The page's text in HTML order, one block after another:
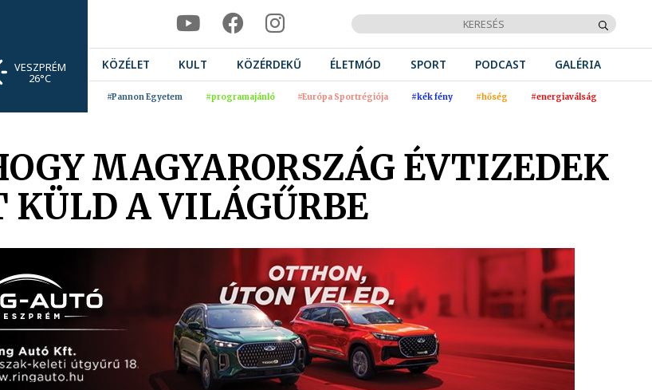
VESZPRÉM
26°C
KÖZÉLET KULT KÖZÉRDEKŰ ÉLETMÓD SPORT PODCAST GALÉRIA
#Pannon Egyetem #programajánló #Európa Sportrégiója #kék fény #hőség #energiaválság
MAGYARORSZÁG ÉVTIZEDEK
A VILÁGŰRBE